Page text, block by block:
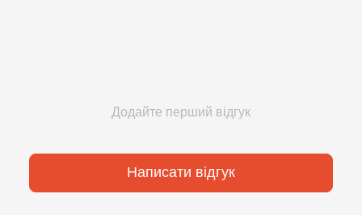
Додайте перший відгук
Написати відгук